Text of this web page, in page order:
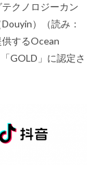
クノロジーカン
）（読み：
するOcean
GOLD」に認定さ